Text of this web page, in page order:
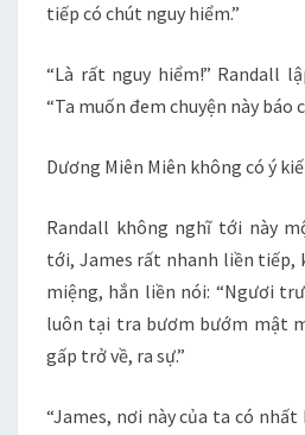
tiếp có chút nguy hiểm.”
“Là rất nguy hiểm!” Randall
“Ta muốn đem chuyện này báo
Dương Miên Miên không có ý
Randall không nghĩ tới này
tới, James rất nhanh liền tiếp,
miệng, hắn liền nói: “Ngươi
luôn tại tra bươm bướm mật
gấp trở về, ra sự.”
“James, nơi này của ta có